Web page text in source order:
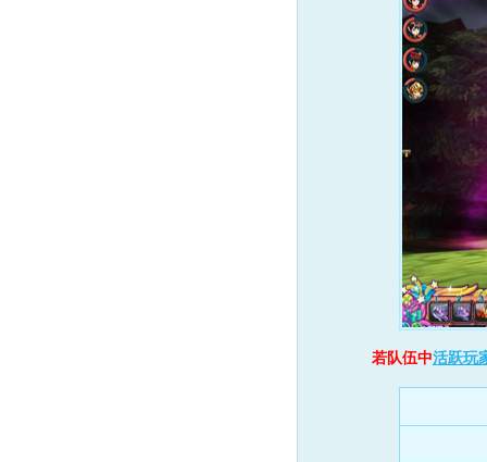
若队伍中活跃玩